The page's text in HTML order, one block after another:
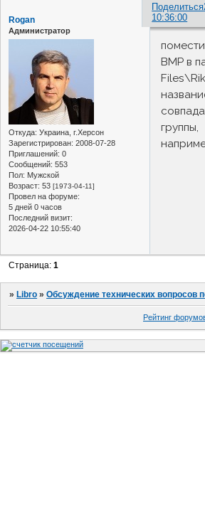
Поделиться
10:36:00
Rogan
Администратор
Откуда: Украина, г.Херсон
Зарегистрирован: 2008-07-28
Приглашений: 0
Сообщений: 553
Пол: Мужской
Возраст: 53 [1973-04-11]
Провел на форуме:
5 дней 0 часов
Последний визит:
2026-04-22 10:55:40
BMP в
группы,
Страница:1
» Libro »Обсуждение технических вопросов
Рейтинг